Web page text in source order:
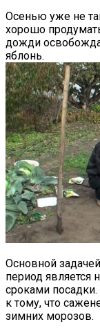
Осенью уже не
хорошо
дожди
яблонь.
Основной
период является
сроками
к тому, что
зимних морозов.